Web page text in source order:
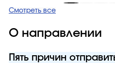
Смотреть все
О направлении
Пять причин